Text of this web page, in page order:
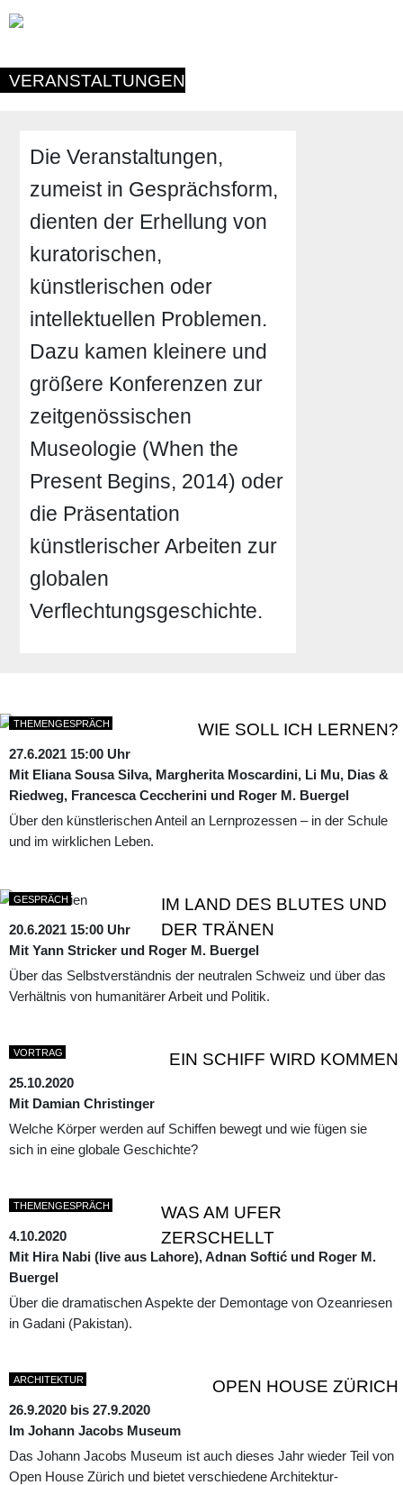
VERANSTALTUNGEN
Die Veranstaltungen,
zumeist in Gesprächsform,
dienten der Erhellung von
kuratorischen,
künstlerischen oder
intellektuellen Problemen.
Dazu kamen kleinere und
größere Konferenzen zur
zeitgenössischen
Museologie (When the
Present Begins, 2014) oder
die Präsentation
künstlerischer Arbeiten zur
globalen
Verflechtungsgeschichte.
WIE SOLL ICH LERNEN?
THEMENGESPRÄCH
27.6.2021 15:00 Uhr
Mit Eliana Sousa Silva, Margherita Moscardini, Li Mu, Dias &
Riedweg, Francesca Ceccherini und Roger M. Buergel
Über den künstlerischen Anteil an Lernprozessen – in der Schule
und im wirklichen Leben.
IM LAND DES BLUTES UND
DER TRÄNEN
GESPRÄCH
20.6.2021 15:00 Uhr
Mit Yann Stricker und Roger M. Buergel
Über das Selbstverständnis der neutralen Schweiz und über das
Verhältnis von humanitärer Arbeit und Politik.
EIN SCHIFF WIRD KOMMEN
VORTRAG
25.10.2020
Mit Damian Christinger
Welche Körper werden auf Schiffen bewegt und wie fügen sie
sich in eine globale Geschichte?
WAS AM UFER
ZERSCHELLT
THEMENGESPRÄCH
4.10.2020
Mit Hira Nabi (live aus Lahore), Adnan Softić und Roger M.
Buergel
Über die dramatischen Aspekte der Demontage von Ozeanriesen
in Gadani (Pakistan).
OPEN HOUSE ZÜRICH
ARCHITEKTUR
26.9.2020 bis 27.9.2020
Im Johann Jacobs Museum
Das Johann Jacobs Museum ist auch dieses Jahr wieder Teil von
Open House Zürich und bietet verschiedene Architektur-